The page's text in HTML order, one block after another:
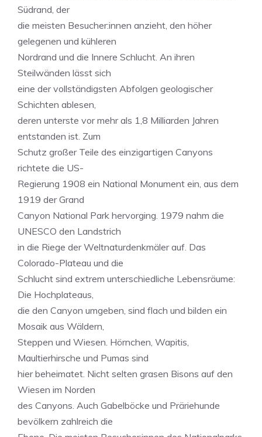
Südrand, der
die meisten Besucher:innen anzieht, den höher
gelegenen und kühleren
Nordrand und die Innere Schlucht. An ihren
Steilwänden lässt sich
eine der vollständigsten Abfolgen geologischer
Schichten ablesen,
deren unterste vor mehr als 1,8 Milliarden Jahren
entstanden ist. Zum
Schutz großer Teile des einzigartigen Canyons
richtete die US-
Regierung 1908 ein National Monument ein, aus dem
1919 der Grand
Canyon National Park hervorging. 1979 nahm die
UNESCO den Landstrich
in die Riege der Weltnaturdenkmäler auf. Das
Colorado-Plateau und die
Schlucht sind extrem unterschiedliche Lebensräume:
Die Hochplateaus,
die den Canyon umgeben, sind flach und bilden ein
Mosaik aus Wäldern,
Steppen und Wiesen. Hörnchen, Wapitis,
Maultierhirsche und Pumas sind
hier beheimatet. Nicht selten grasen Bisons auf den
Wiesen im Norden
des Canyons. Auch Gabelböcke und Präriehunde
bevölkern zahlreich die